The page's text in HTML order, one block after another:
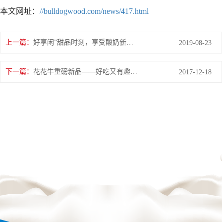
本文网址： //bulldogwood.com/news/417.html
上一篇： 2019-08-23
下一篇： 2017-12-18